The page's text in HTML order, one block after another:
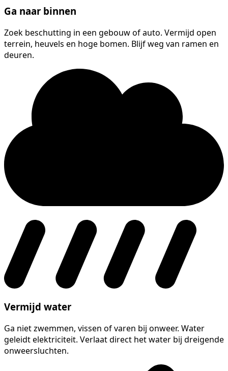
Ga naar binnen
Zoek beschutting in een gebouw of auto. Vermijd open
terrein, heuvels en hoge bomen. Blijf weg van ramen en
deuren.
Vermijd water
Ga niet zwemmen, vissen of varen bij onweer. Water
geleidt elektriciteit. Verlaat direct het water bij dreigende
onweersluchten.